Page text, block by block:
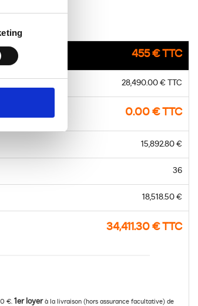
455 € TTC
28,490.00 € TTC
0.00 € TTC
15,892.80 €
36
18,518.50 €
34,411.30 € TTC
€. 1er loyerà la livraison (hors assurance facultative) de